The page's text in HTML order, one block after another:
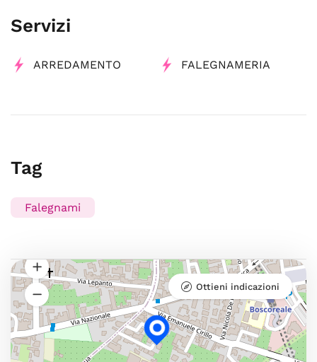
Servizi
ARREDAMENTO FALEGNAMERIA
Tag
Falegnami
Ottieni indicazioni